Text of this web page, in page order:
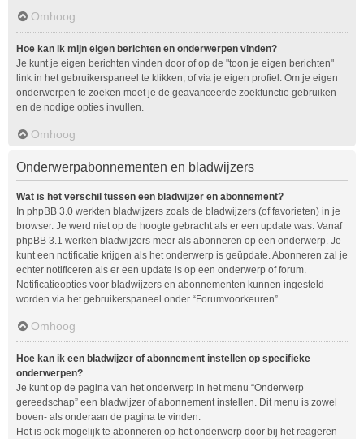
Omhoog
Hoe kan ik mijn eigen berichten en onderwerpen vinden?
Je kunt je eigen berichten vinden door of op de "toon je eigen berichten"
link in het gebruikerspaneel te klikken, of via je eigen profiel. Om je eigen
onderwerpen te zoeken moet je de geavanceerde zoekfunctie gebruiken
en de nodige opties invullen.
Omhoog
Onderwerpabonnementen en bladwijzers
Wat is het verschil tussen een bladwijzer en abonnement?
In phpBB 3.0 werkten bladwijzers zoals de bladwijzers (of favorieten) in je
browser. Je werd niet op de hoogte gebracht als er een update was. Vanaf
phpBB 3.1 werken bladwijzers meer als abonneren op een onderwerp. Je
kunt een notificatie krijgen als het onderwerp is geüpdate. Abonneren zal je
echter notificeren als er een update is op een onderwerp of forum.
Notificatieopties voor bladwijzers en abonnementen kunnen ingesteld
worden via het gebruikerspaneel onder “Forumvoorkeuren”.
Omhoog
Hoe kan ik een bladwijzer of abonnement instellen op specifieke
onderwerpen?
Je kunt op de pagina van het onderwerp in het menu “Onderwerp
gereedschap” een bladwijzer of abonnement instellen. Dit menu is zowel
boven- als onderaan de pagina te vinden.
Het is ook mogelijk te abonneren op het onderwerp door bij het reageren